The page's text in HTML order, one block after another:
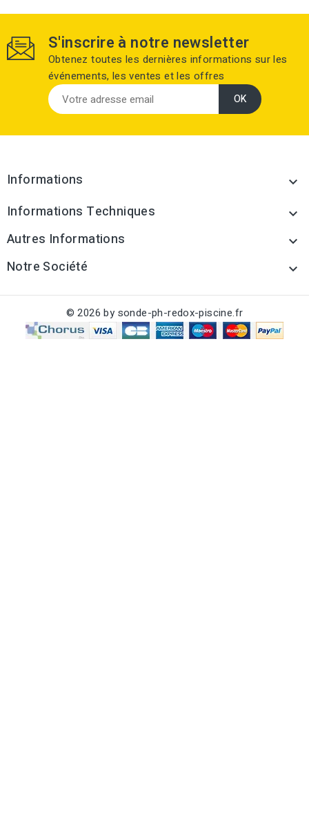
S'inscrire à notre newsletter
Obtenez toutes les dernières informations sur les
événements, les ventes et les offres
Informations 
Informations Techniques 
Autres Informations 
Notre Société 
© 2026 by sonde-ph-redox-piscine.fr